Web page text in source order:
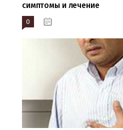
симптомы и лечение
0